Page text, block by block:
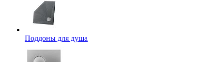
Поддоны для душа